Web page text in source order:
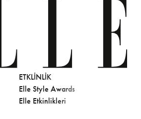
ETKLINLIK
Elle Style Awards
Elle Etkinlikleri